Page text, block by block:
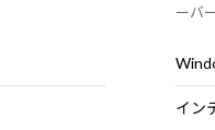
ーバー
イン